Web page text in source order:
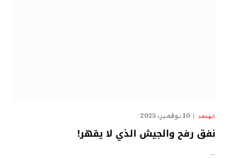
الهدهد 10 نوفمبر، 2025
نفق رفح والجيش الذي لا يقهر!
…